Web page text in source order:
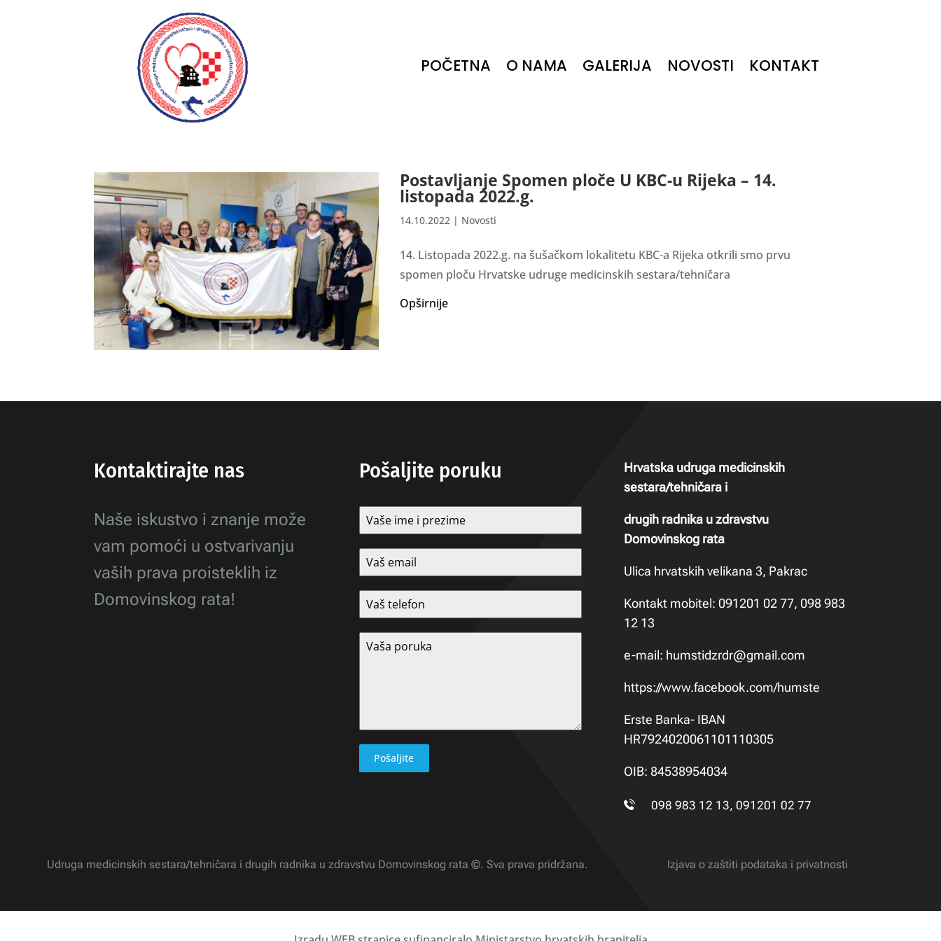
POČETNA O NAMA GALERIJA NOVOSTI KONTAKT
Postavljanje Spomen ploče U KBC-u Rijeka – 14.
listopada 2022.g.
14.10.2022| Novosti
14. Listopada 2022.g. na šušačkom lokalitetu KBC-a Rijeka otkrili smo prvu
spomen ploču Hrvatske udruge medicinskih sestara/tehničara
Opširnije
Kontaktirajte nas
Naše iskustvo i znanje može
vam pomoći u ostvarivanju
vaših prava proisteklih iz
Domovinskog rata!
Pošaljite poruku
Pošaljite
Hrvatska udruga medicinskih
sestara/tehničara i
drugih radnika u zdravstvu
Domovinskog rata
Ulica hrvatskih velikana 3, Pakrac
Kontakt mobitel: 091201 02 77, 098 983
12 13
e-mail: humstidzrdr@gmail.com
https://www.facebook.com/humste
Erste Banka- IBAN
HR7924020061101110305
OIB: 84538954034
098 983 12 13, 091201 02 77
Udruga medicinskih sestara/tehničara i drugih radnika u zdravstvu Domovinskog rata ©. Sva prava pridržana. Izjava o zaštiti podataka i privatnosti